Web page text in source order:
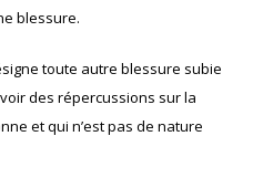
blessure.
toute autre blessure subie
des répercussions sur la
et qui n’est pas de nature